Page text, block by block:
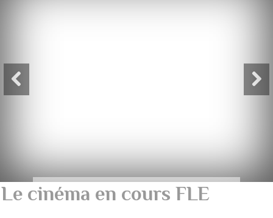
Le cinéma en cours FLE